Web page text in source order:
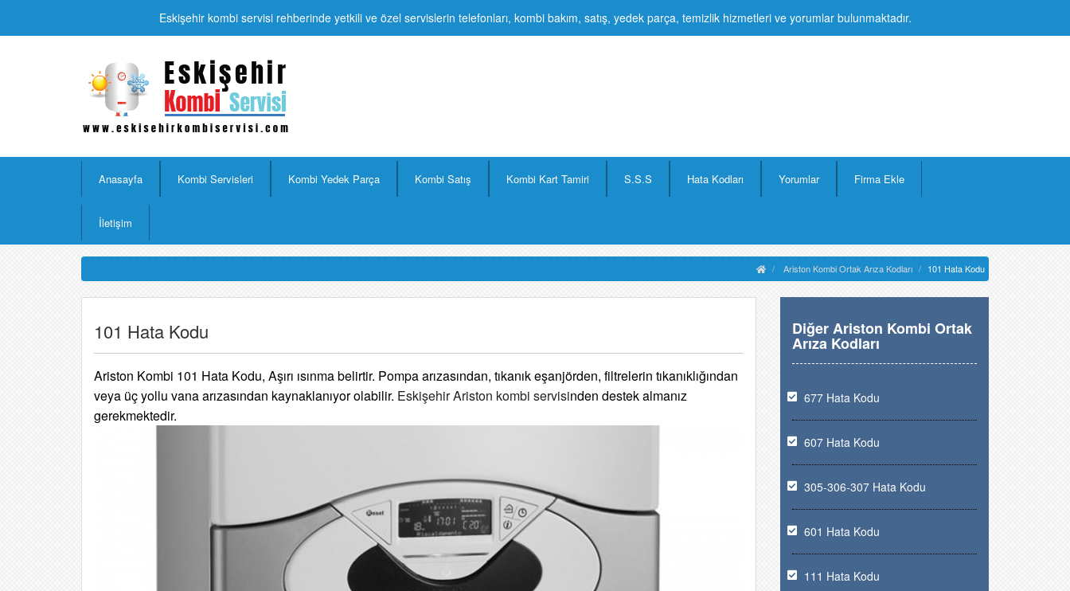
Eskişehir kombi servisi rehberinde yetkili ve özel servislerin telefonları, kombi bakım, satış, yedek parça, temizlik hizmetleri ve yorumlar bulunmaktadır.
Anasayfa Kombi Servisleri Kombi Yedek Parça Kombi Satış Kombi Kart Tamiri S.S.S Hata Kodları Yorumlar Firma Ekle
İletişim
Ariston Kombi Ortak Arıza Kodları 101 Hata Kodu
101 Hata Kodu
Ariston Kombi 101 Hata Kodu, Aşırı ısınma belirtir. Pompa arızasından, tıkanık eşanjörden, filtrelerin tıkanıklığından
veya üç yollu vana arızasından kaynaklanıyor olabilir. Eskişehir Ariston kombi servisinden destek almanız
gerekmektedir.
Diğer Ariston Kombi Ortak
Arıza Kodları
677 Hata Kodu
607 Hata Kodu
305-306-307 Hata Kodu
601 Hata Kodu
111 Hata Kodu